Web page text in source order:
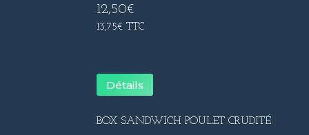
12,50€
13,75€ TTC
Détails
BOX SANDWICH POULET CRUDITÉ